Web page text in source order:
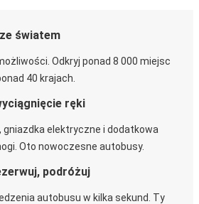
światem
Odkryj ponad 8 000 miejsc
40 krajach.
ręki
gniazdka elektryczne i dodatkowa
Oto nowoczesne autobusy.
podróżuj
autobusu w kilka sekund. Ty